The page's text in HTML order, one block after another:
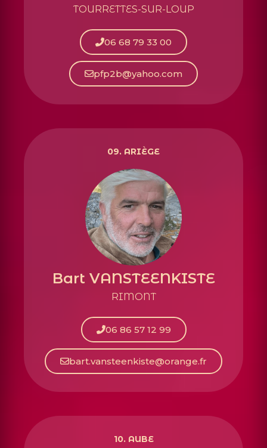
TOURRETTES-SUR-LOUP
06 68 79 33 00
pfp2b@yahoo.com
09. ARIÈGE
Bart VANSTEENKISTE
RIMONT
06 86 57 12 99
bart.vansteenkiste@orange.fr
10. AUBE